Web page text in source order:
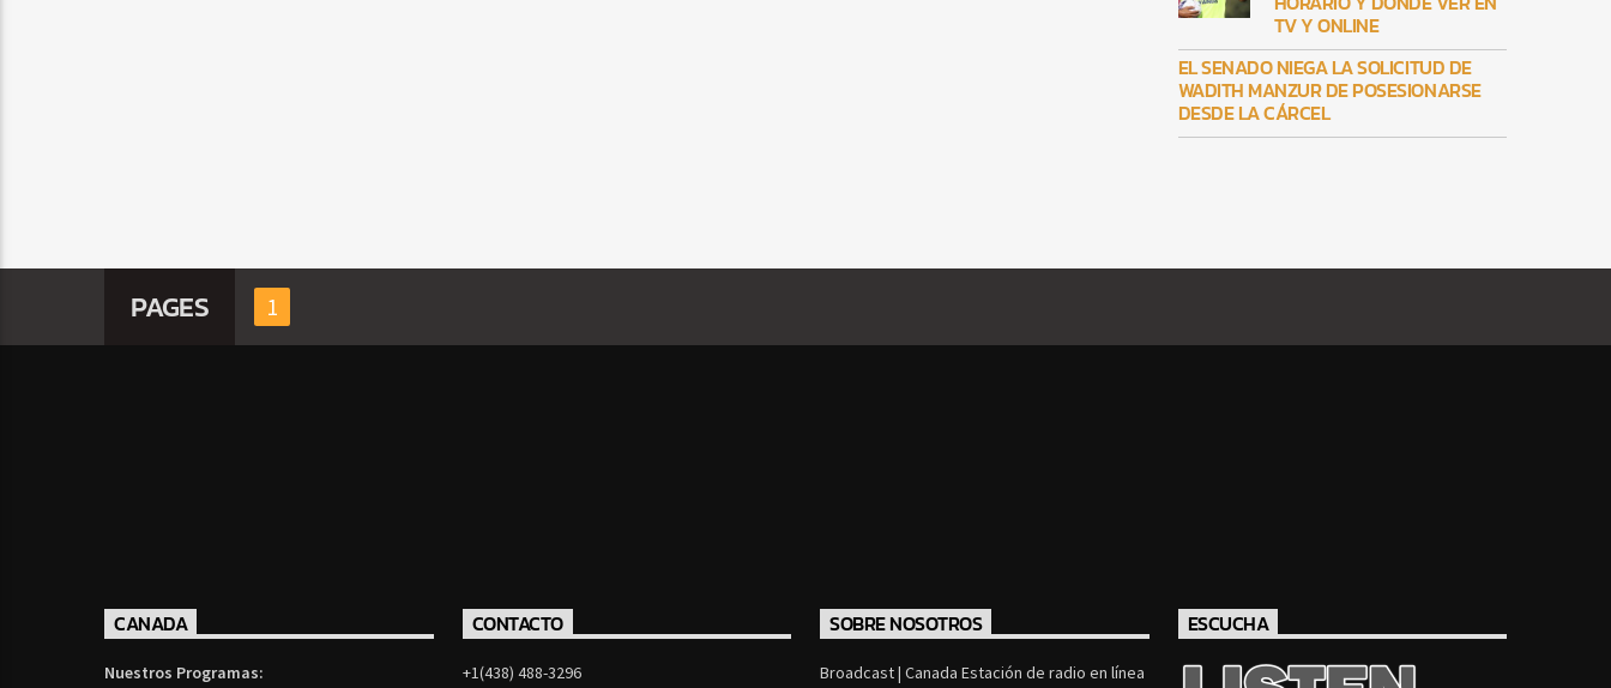
TV Y ONLINE
EL SENADO NIEGA LA SOLICITUD DE
WADITH MANZUR DE POSESIONARSE
DESDE LA CÁRCEL
PAGES 1
CANADA
Nuestros Programas:
CONTACTO
+1(438) 488-3296
SOBRE NOSOTROS
Broadcast | Canada Estación de radio en línea
ESCUCHA